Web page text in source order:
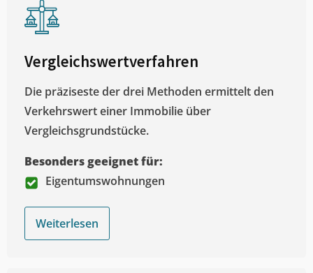
Vergleichswertverfahren
Die präziseste der drei Methoden ermittelt den
Verkehrswert einer Immobilie über
Vergleichsgrundstücke.
Besonders geeignet für:
Eigentumswohnungen
Weiterlesen